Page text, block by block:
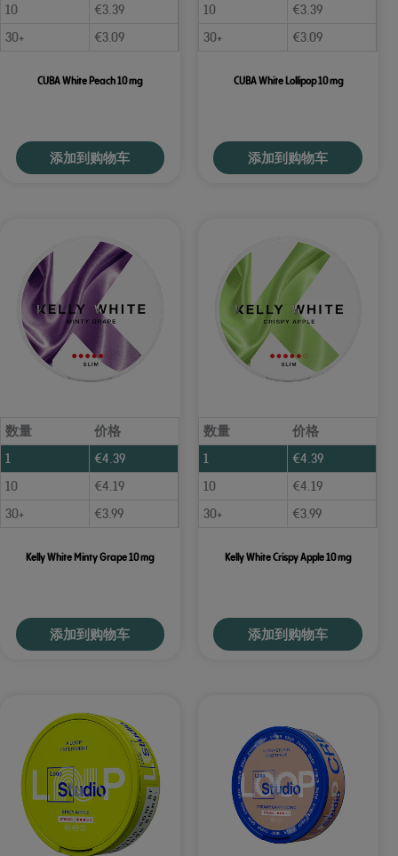
10
€3.39
30+
€3.09
CUBA White Peach 10 mg
添加到购物车
10
€3.39
30+
€3.09
CUBA White Lollipop 10 mg
添加到购物车
数量
价格
1
€4.39
10
€4.19
30+
€3.99
Kelly White Minty Grape 10 mg
添加到购物车
数量
价格
1
€4.39
10
€4.19
30+
€3.99
Kelly White Crispy Apple 10 mg
添加到购物车